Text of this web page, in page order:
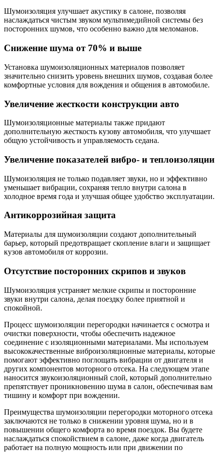
Шумоизоляция улучшает акустику в салоне, позволяя
наслаждаться чистым звуком мультимедийной системы без
посторонних шумов, что особенно важно для меломанов.
Снижение шума от 70% и выше
Установка шумоизоляционных материалов позволяет
значительно снизить уровень внешних шумов, создавая более
комфортные условия для вождения и общения в автомобиле.
Увеличение жесткости конструкции авто
Шумоизоляционные материалы также придают
дополнительную жесткость кузову автомобиля, что улучшает
общую устойчивость и управляемость седана.
Увеличение показателей вибро- и теплоизоляции
Шумоизоляция не только подавляет звуки, но и эффективно
уменьшает вибрации, сохраняя тепло внутри салона в
холодное время года и улучшая общее удобство эксплуатации.
Антикоррозийная защита
Материалы для шумоизоляции создают дополнительный
барьер, который предотвращает скопление влаги и защищает
кузов автомобиля от коррозии.
Отсутствие посторонних скрипов и звуков
Шумоизоляция устраняет мелкие скрипы и посторонние
звуки внутри салона, делая поездку более приятной и
спокойной.
Процесс шумоизоляции перегородки начинается с осмотра и
очистки поверхности, чтобы обеспечить надежное
соединение с изоляционными материалами. Мы используем
высококачественные виброизоляционные материалы, которые
помогают эффективно поглощать вибрации от двигателя и
других компонентов моторного отсека. На следующем этапе
наносится звукоизоляционный слой, который дополнительно
препятствует проникновению шума в салон, обеспечивая вам
тишину и комфорт при вождении.
Преимущества шумоизоляции перегородки моторного отсека
заключаются не только в снижении уровня шума, но и в
повышении общего комфорта во время поездок. Вы будете
наслаждаться спокойствием в салоне, даже когда двигатель
работает на полную мощность или при движении по